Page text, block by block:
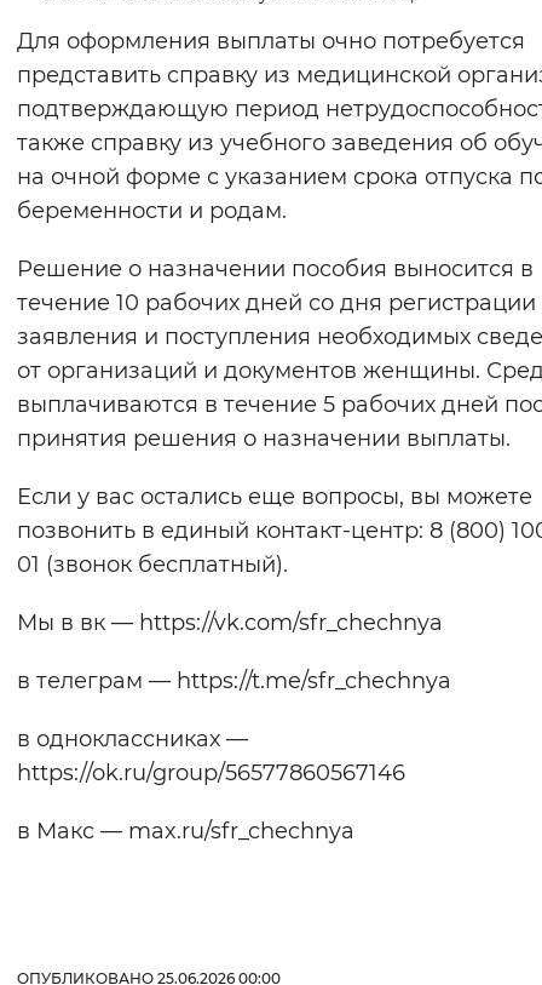
Для оформления выплаты очно потребуется
представить справку из медицинской
подтверждающую период
также справку из учебного заведения об
на очной форме с указанием срока отпуска
беременности и родам.
Решение о назначении пособия выносится в
течение 10 рабочих дней со дня регистрации
заявления и поступления необходимых
от организаций и документов женщины.
выплачиваются в течение 5 рабочих дней
принятия решения о назначении выплаты.
Если у вас остались еще вопросы, вы можете
позвонить в единый контакт-центр: 8 (800)
01 (звонок бесплатный).
Мы в вк — https://vk.com/sfr_chechnya
в телеграм — https://t.me/sfr_chechnya
в одноклассниках —
https://ok.ru/group/56577860567146
в Макс — max.ru/sfr_chechnya
ОПУБЛИКОВАНО 25.06.2026 00:00